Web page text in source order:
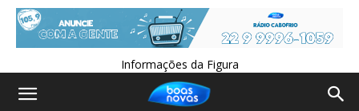
Informações da Figura